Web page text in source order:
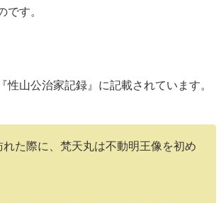
す。
山公治家記録』に記載されています。
た際に、梵天丸は不動明王像を初め